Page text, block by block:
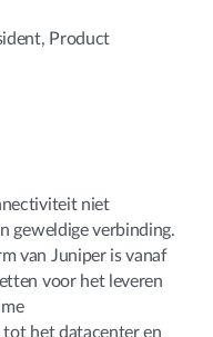
Product
niet
geweldige verbinding.
van Juniper is vanaf
voor het leveren
tot het datacenter en